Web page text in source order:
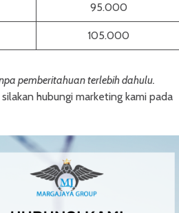
95.000
105.000
pemberitahuan terlebih dahulu.
hubungi marketing kami pada